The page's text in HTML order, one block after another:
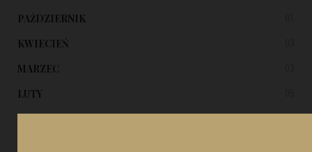
PAŹDZIERNIK
KWIECIEŃ
MARZEC
LUTY